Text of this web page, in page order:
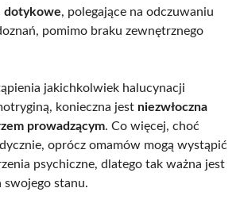
dotykowe, polegające na odczuwaniu
pomimo braku zewnętrznego
jakichkolwiek halucynacji
konieczna jest niezwłoczna
prowadzącym. Co więcej, choć
oprócz omamów mogą wystąpić
psychiczne, dlatego tak ważna jest
swojego stanu.